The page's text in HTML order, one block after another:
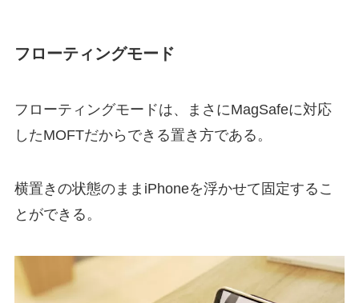
フローティングモード
フローティングモードは、まさにMagSafeに対応
したMOFTだからできる置き方である。
横置きの状態のままiPhoneを浮かせて固定するこ
とができる。